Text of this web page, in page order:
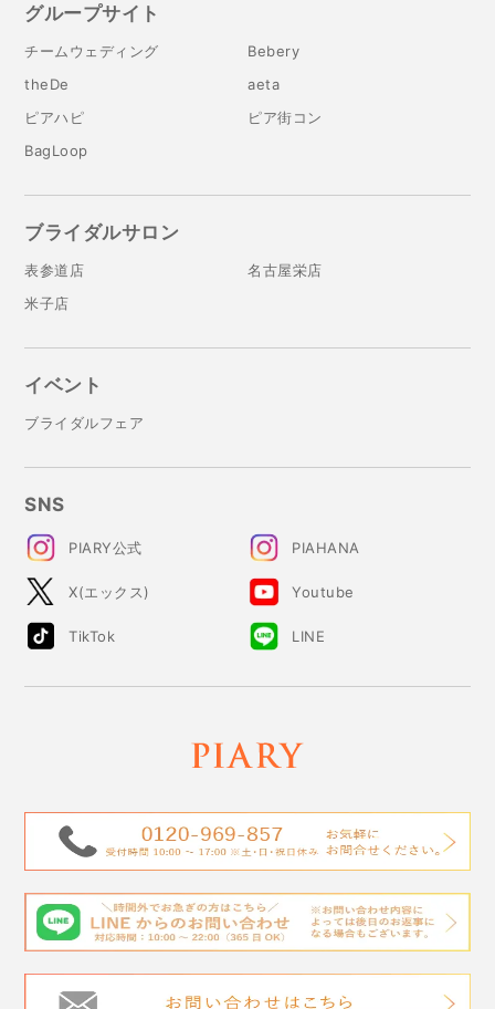
グループサイト
チームウェディング
Bebery
theDe
aeta
ピアハピ
ピア街コン
BagLoop
ブライダルサロン
表参道店
名古屋栄店
米子店
イベント
ブライダルフェア
SNS
PIARY公式 PIAHANA
X(エックス) Youtube
TikTok LINE